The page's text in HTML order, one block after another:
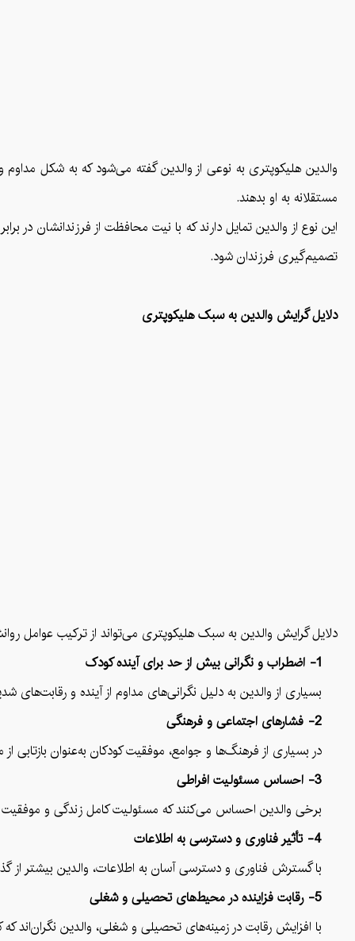
والدین هلیکوپتری به نوعی از والدین گفته می‌شود که به شکل
مستقلانه به او بدهند.
این نوع از والدین تمایل دارند که با نیت محافظت از فرزندانشان
تصمیم‌گیری فرزندان شود.
دلایل گرایش والدین به سبک هلیکوپتری
دلایل گرایش والدین به سبک هلیکوپتری می‌تواند از ترکیب عوامل
بسیاری از والدین به دلیل نگرانی‌های مداوم از آینده و
در بسیاری از فرهنگ‌ها و جوامع، موفقیت کودکان به‌عنوان بازتابی
برخی والدین احساس می‌کنند که مسئولیت کامل زندگی و موفقیت
با گسترش فناوری و دسترسی آسان به اطلاعات، والدین بیشتر از
با افزایش رقابت در زمینه‌های تحصیلی و شغلی، والدین نگران‌اند